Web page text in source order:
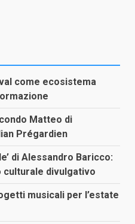
come ecosistema
Matteo di
Prégardien
di Alessandro Baricco:
divulgativo
musicali per l’estate